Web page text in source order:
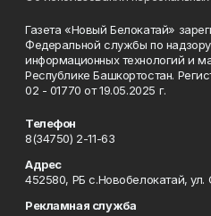
Газета «Новый Белокатай»
Федеральной службы по
информационных технологий и
Республике Башкортостан.
02 - 01770 от 19.05.2025 г.
Телефон
8(34750) 2-11-63
Адрес
452580, РБ с.Новобелокатай, ул.
Рекламная служба